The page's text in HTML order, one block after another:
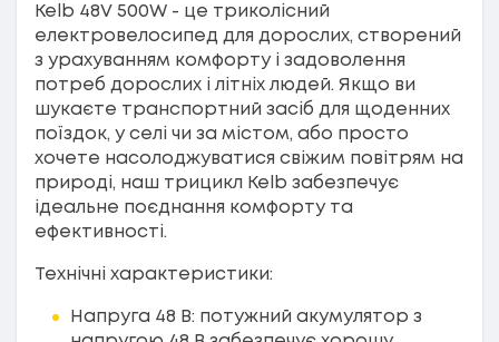
Kelb 48V 500W - це триколісний
електровелосипед для дорослих, створений
з урахуванням комфорту і задоволення
потреб дорослих і літніх людей. Якщо ви
шукаєте транспортний засіб для щоденних
поїздок, у селі чи за містом, або просто
хочете насолоджуватися свіжим повітрям на
природі, наш трицикл Kelb забезпечує
ідеальне поєднання комфорту та
ефективності.
Технічні характеристики:
Напруга 48 В: потужний акумулятор з